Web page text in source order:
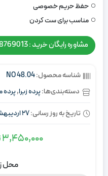
حفظ حریم خصوصی
مناسب برای ست کردن
مشاوره رایگان خرید : 02188769013
شناسه محصول:NO 48.04
دسته‌بندی‌ها:پرده زبرا,پرده
تاریخ به روز رسانی:27 اردیبهشت 1405
3,450,000
محل